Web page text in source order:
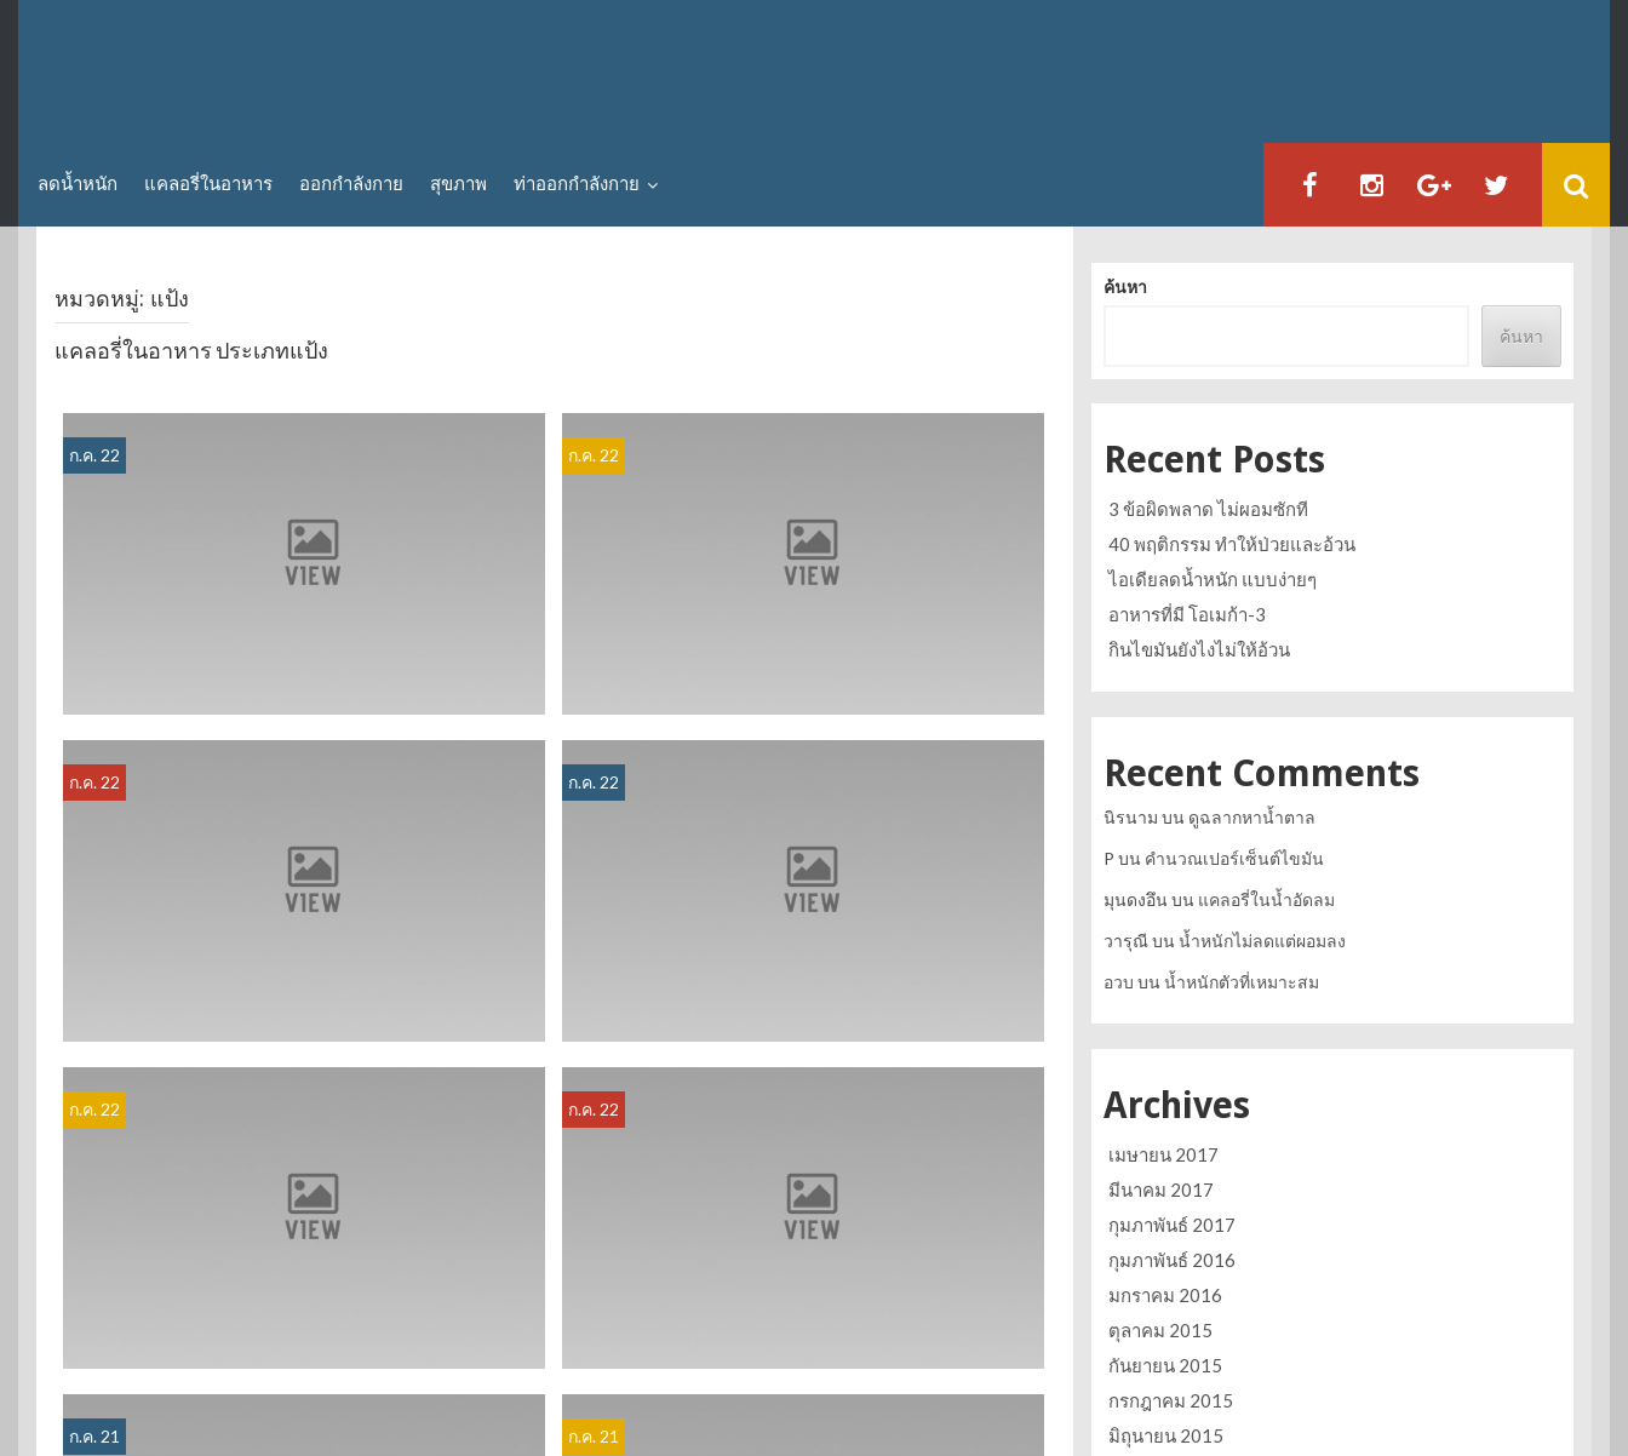
ลดน้ำหนัก แคลอรี่ในอาหาร ออกกำลังกาย สุขภาพ ท่าออกกำลังกาย
หมวดหมู่: แป้ง
แคลอรี่ในอาหาร ประเภทแป้ง
ก.ค. 22 ก.ค. 22
ก.ค. 22 ก.ค. 22
ก.ค. 22 ก.ค. 22
ก.ค. 21 ก.ค. 21
ค้นหา
ค้นหา
Recent Posts
3 ข้อผิดพลาด ไม่ผอมซักที
40 พฤติกรรม ทำให้ป่วยและอ้วน
ไอเดียลดน้ำหนัก แบบง่ายๆ
อาหารที่มี โอเมก้า-3
กินไขมันยังไงไม่ให้อ้วน
Recent Comments
นิรนาม บน ดูฉลากหาน้ำตาล
P บน คำนวณเปอร์เซ็นต์ไขมัน
มุนดงอึน บน แคลอรี่ในน้ำอัดลม
วารุณีบน น้ำหนักไม่ลดแต่ผอมลง
อวบ บน น้ำหนักตัวที่เหมาะสม
Archives
เมษายน 2017
มีนาคม 2017
กุมภาพันธ์ 2017
กุมภาพันธ์ 2016
มกราคม 2016
ตุลาคม 2015
กันยายน 2015
กรกฎาคม 2015
มิถุนายน 2015